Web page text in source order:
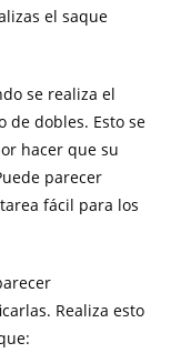
el saque
se realiza el
de dobles. Esto se
hacer que su
parecer
fácil para los
Realiza esto